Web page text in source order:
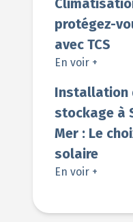
protégez-
avec TCS
En voir +
Installation
stockage à
Mer : Le
solaire
En voir +